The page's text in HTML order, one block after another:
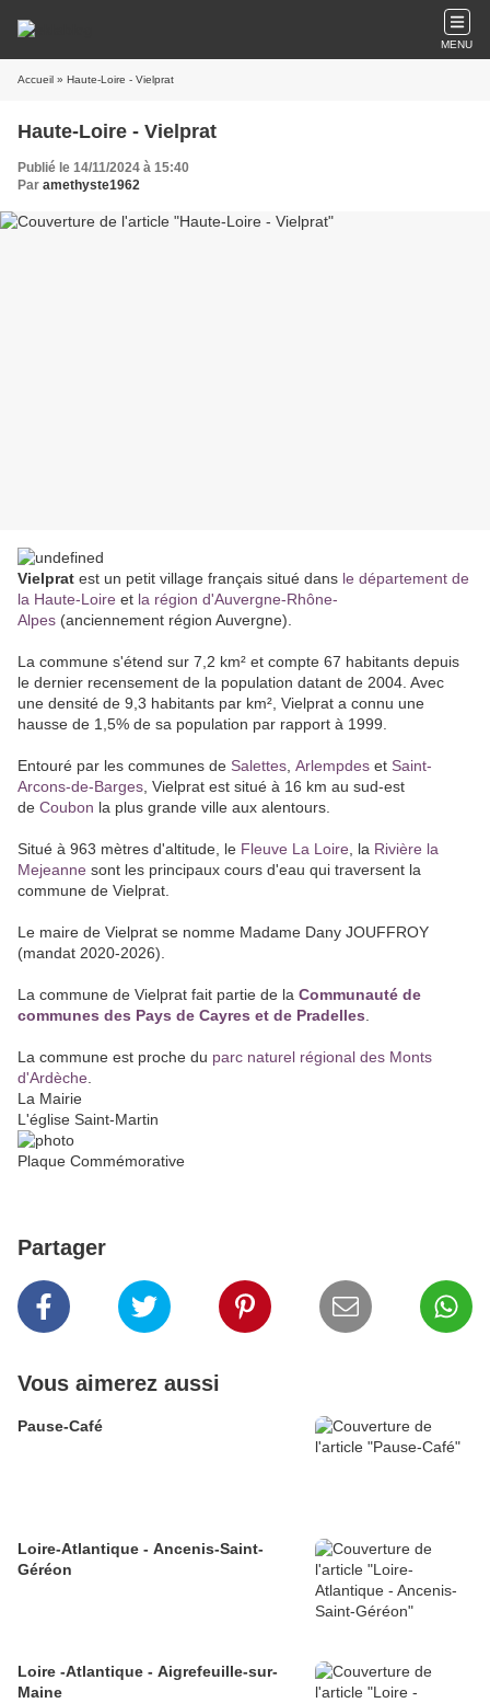
MENU
Accueil » Haute-Loire - Vielprat
Haute-Loire - Vielprat
Publié le 14/11/2024 à 15:40
Par amethyste1962
Vielprat est un petit village français situé dans le département de
la Haute-Loire et la région d'Auvergne-Rhône-
Alpes (anciennement région Auvergne).
La commune s'étend sur 7,2 km² et compte 67 habitants depuis
le dernier recensement de la population datant de 2004. Avec
une densité de 9,3 habitants par km², Vielprat a connu une
hausse de 1,5% de sa population par rapport à 1999.
Entouré par les communes de Salettes Arlempdes et Saint-
Arcons-de-Barges , Vielprat est situé à 16 km au sud-est
de Coubon la plus grande ville aux alentours.
Situé à 963 mètres d'altitude, le Fleuve La Loire , la Rivière la
Mejeanne sont les principaux cours d'eau qui traversent la
commune de Vielprat.
Le maire de Vielprat se nomme Madame Dany JOUFFROY
(mandat 2020-2026).
La commune de Vielprat fait partie de la Communauté de
communes des Pays de Cayres et de Pradelles
La commune est proche du parc naturel régional des Monts
d'Ardèche
La Mairie
L'église Saint-Martin
Plaque Commémorative
Partager
Vous aimerez aussi
Pause-Café
Loire-Atlantique - Ancenis-Saint-
Géréon
Loire -Atlantique - Aigrefeuille-sur-
Maine